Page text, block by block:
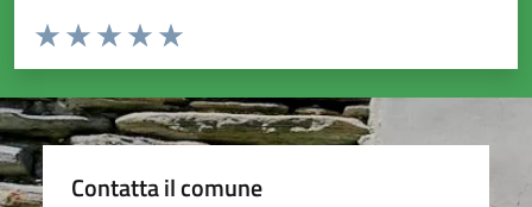
Valuta da 1 a 5 stelle la pagina
Valuta 5 stelle su 5
Valuta 4 stelle su 5
Valuta 3 stelle su 5
Valuta 2 stelle su 5
Valuta 1 stelle su 5
Contatta il comune